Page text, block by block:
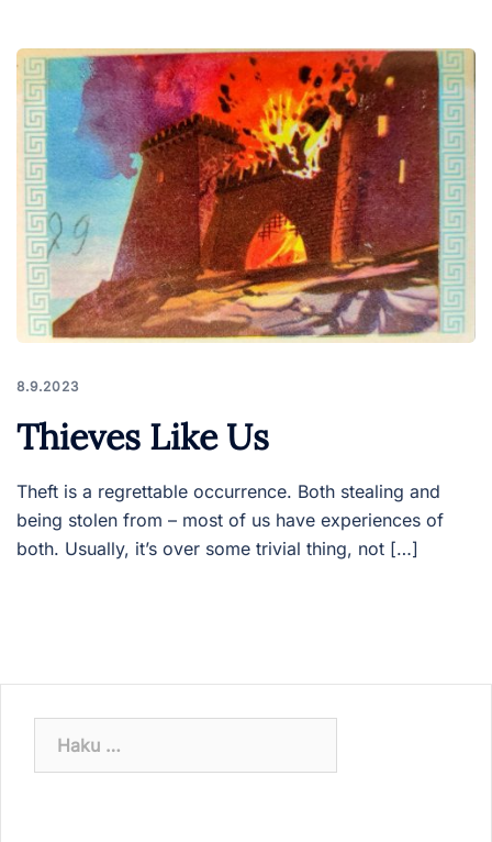
8.9.2023
Thieves Like Us
Theft is a regrettable occurrence. Both stealing and
being stolen from – most of us have experiences of
both. Usually, it’s over some trivial thing, not […]